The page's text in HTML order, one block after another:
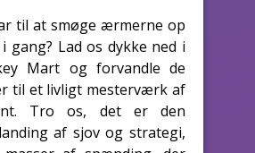
til at smøge ærmerne op
gang? Lad os dykke ned i
Mart og forvandle de
til et livligt mesterværk af
Tro os, det er den
af sjov og strategi,